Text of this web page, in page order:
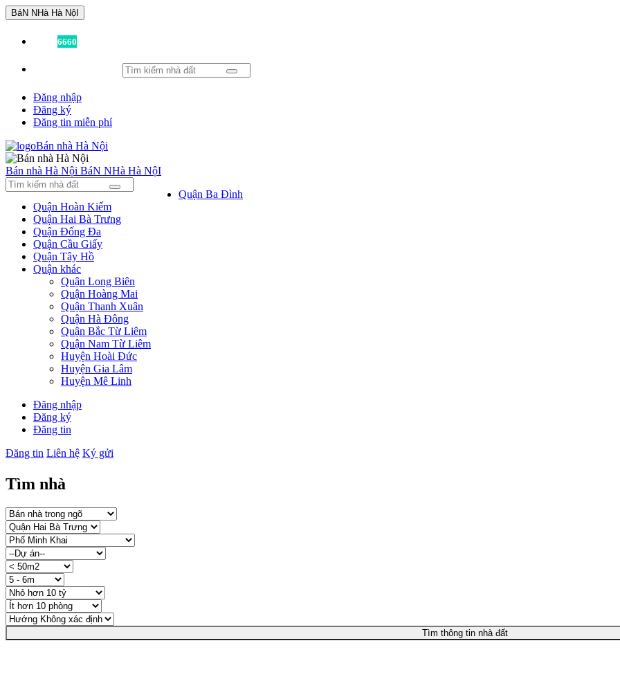
BáN NHà Hà NộI
6660
Đăng nhập
Đăng ký
Đăng tin miễn phí
Bán nhà Hà Nội BáN NHà Hà NộI
Quận Ba Đình
Quận Hoàn Kiếm
Quận Hai Bà Trưng
Quận Đống Đa
Quận Cầu Giấy
Quận Tây Hồ
Quận khác
Quận Long Biên
Quận Hoàng Mai
Quận Thanh Xuân
Quận Hà Đông
Quận Bắc Từ Liêm
Quận Nam Từ Liêm
Huyện Hoài Đức
Huyện Gia Lâm
Huyện Mê Linh
Đăng nhập
Đăng ký
Đăng tin
Đăng tin Liên hệ Ký gửi
Tìm nhà
Tìm thông tin nhà đất